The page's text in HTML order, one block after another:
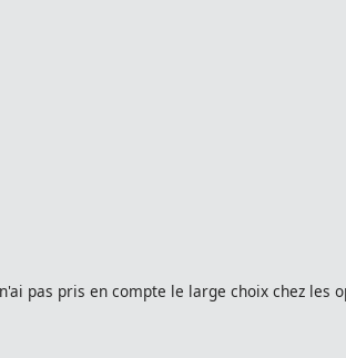
pas pris en compte le large choix chez les